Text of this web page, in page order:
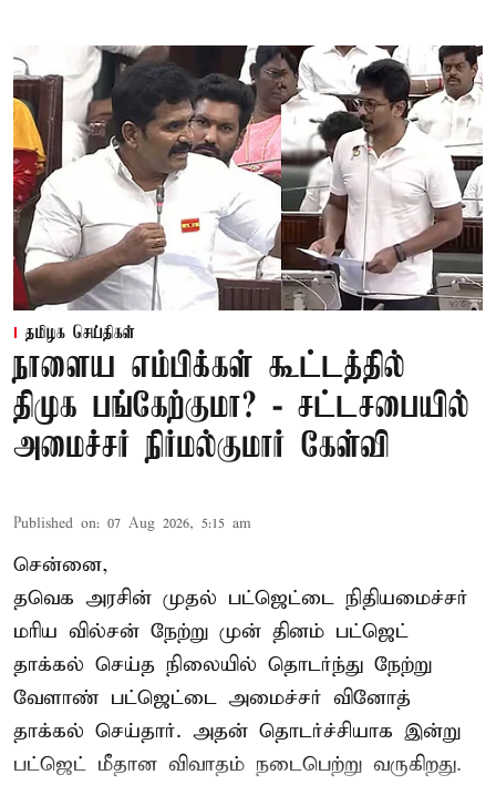
தமிழக செய்திகள்
நாளைய எம்பிக்கள் கூட்டத்தில்
திமுக பங்கேற்குமா? - சட்டசபையில்
அமைச்சர் நிர்மல்குமார் கேள்வி
Published on: 07 Aug 2026, 5:15 am
சென்னை,
தவெக அரசின் முதல் பட்ஜெட்டை நிதியமைச்சர்
மரிய வில்சன் நேற்று முன் தினம் பட்ஜெட்
தாக்கல் செய்த நிலையில் தொடர்ந்து நேற்று
வேளாண் பட்ஜெட்டை அமைச்சர் வினோத்
தாக்கல் செய்தார். அதன் தொடர்ச்சியாக இன்று
பட்ஜெட் மீதான விவாதம் நடைபெற்று வருகிறது.